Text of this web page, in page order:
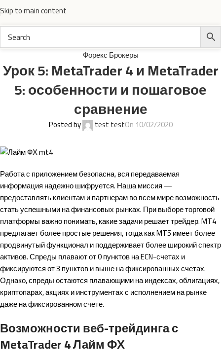
Skip to main content
Форекс Брокеры
Урок 5: MetaTrader 4 и MetaTrader
5: особенности и пошаговое
сравнение
Posted by test testOn 10/02/2020
Работа с приложением безопасна, вся передаваемая
информация надежно шифруется. Наша миссия —
предоставлять клиентам и партнерам во всем мире возможность
стать успешными на финансовых рынках. При выборе торговой
платформы важно понимать, какие задачи решает трейдер. MT4
предлагает более простые решения, тогда как MT5 имеет более
продвинутый функционал и поддерживает более широкий спектр
активов. Спреды плавают от 0 пунктов на ECN-счетах и
фиксируются от 3 пунктов и выше на фиксированных счетах.
Однако, спреды остаются плавающими на индексах, облигациях,
криптопарах, акциях и инструментах с исполнением на рынке
даже на фиксированном счете.
Возможности веб-трейдинга с
MetaTrader 4 Лайм ФХ